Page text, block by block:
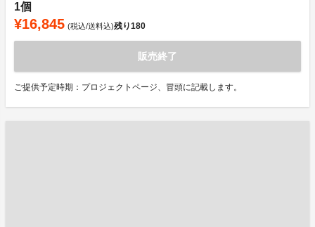
1個
¥16,845 (税込/送料込)残り180
販売終了
ご提供予定時期：プロジェクトページ、冒頭に記載します。